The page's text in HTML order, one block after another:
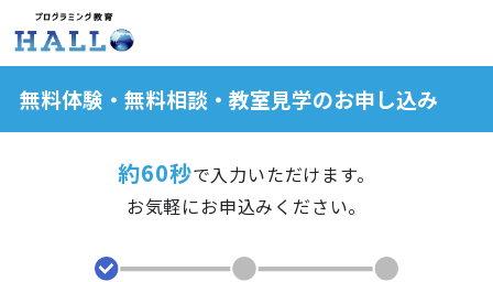
無料体験・無料相談・教室見学のお申し込み
約60秒で入力いただけます。
お気軽にお申込みください。